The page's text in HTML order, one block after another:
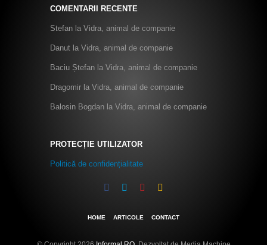
COMENTARII RECENTE
Stefan la Vidra, animal de companie
Danut la Vidra, animal de companie
Baciu Ștefan la Vidra, animal de companie
Dragomir la Vidra, animal de companie
Balosin Bogdan la Vidra, animal de companie
PROTECȚIE UTILIZATOR
Politică de confidențialitate
HOME ARTICOLE CONTACT